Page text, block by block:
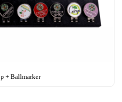
+ Ballmarker